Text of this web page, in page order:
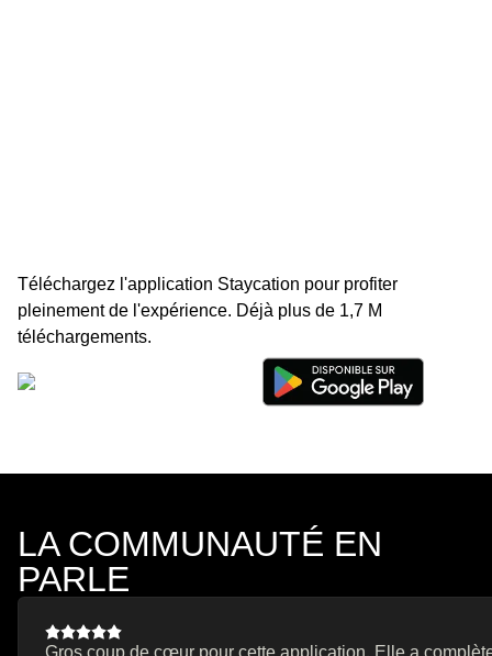
Téléchargez l'application Staycation pour profiter
pleinement de l'expérience. Déjà plus de 1,7 M
téléchargements.
LA COMMUNAUTÉ EN
PARLE
Gros coup de cœur pour cette application. Elle a